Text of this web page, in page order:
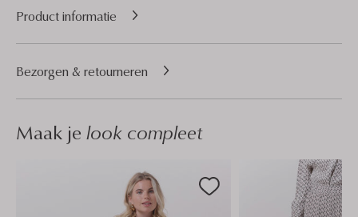
Product informatie
Bezorgen & retourneren
Maak je look compleet